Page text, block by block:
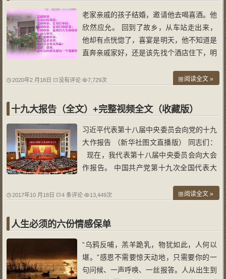
老家亲戚的孩子结婚，邀请他去喝喜酒。他
欣然应允。 回到了故乡，从车站走出来，
他却有点恍惚了，喜宴是明天，他不知道是
直奔亲戚家好，还是该先找个酒店住下，明
乡。父亲早年就过世了，3年前，母亲也走
住了几日。临别时，妹妹对他说：“哥，
2020年2 月18日 没有评论 7,729次 阅读全文 »
十九大报告（全文）+完整视频全文（收藏版）
习近平代表第十八届中央委员会向党的十九
大作报告 （新华社图文直播版） 同志们：
现在，我代表第十八届中央委员会向大会
作报告。 中国共产党第十九次全国代表大
特色社会主义进入新时代的关键时期召开的
2017年10 月18日 4 条评论 13,449次 阅读全文 »
人生必须的六份情感保单
“乌鸦反哺，羔羊跪乳，物犹如此，人何以
堪。”感恩不需要惊天动地，只需要你的一
句问候、一声呼唤、一丝报答。人从出生到